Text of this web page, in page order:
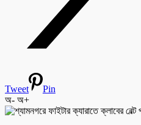
Tweet
Pin
অ- অ+